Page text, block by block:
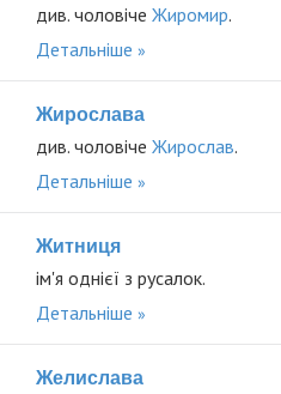
див. чоловічеЖиромир.
Детальніше
Жирослава
див. чоловічеЖирослав.
Детальніше
Житниця
ім'я однієї з русалок.
Детальніше
Желислава